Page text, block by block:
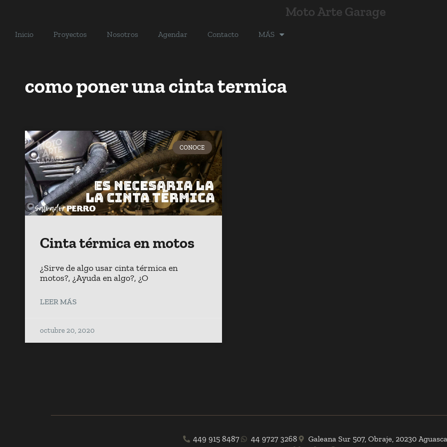
Moto Arte Garage
Inicio Proyectos Nosotros Agendar Contacto MÁS
como poner una cinta termica
CONOCE
Cinta térmica en motos
¿Sirve de algo usar cinta térmica en
motos?, ¿Ayuda en algo?, ¿O
LEER MÁS
octubre 20, 2020
449 915 8487 44 9727 3268
Galeana Sur 507, Obraje, 20230